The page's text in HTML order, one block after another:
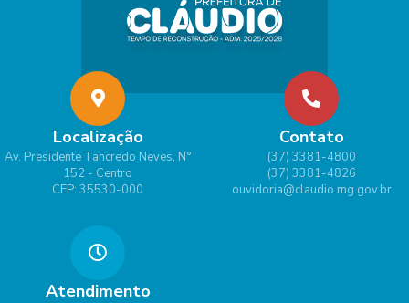
Localização
Av. Presidente Tancredo Neves, N°
152 - Centro
CEP: 35530-000
Contato
(37) 3381-4800
(37) 3381-4826
ouvidoria@claudio.mg.gov.br
Atendimento